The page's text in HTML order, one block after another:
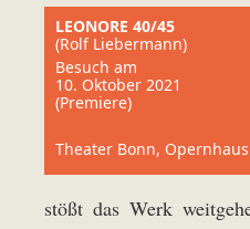
LEONORE 40/45
(Rolf Liebermann)
Besuch am
10. Oktober 2021
(Premiere)
Theater Bonn, Opernhaus
stößt das Werk